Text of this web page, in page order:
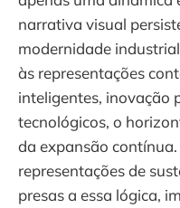
narrativa visual
modernidade
às representações
inteligentes, inovação
tecnológicos, o
da expansão
representações de
presas a essa lógica,